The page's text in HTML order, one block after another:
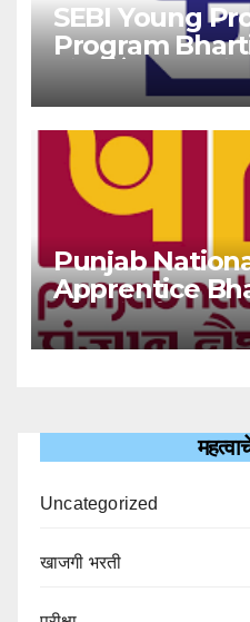
SEBI Young
Program Bharti
‘यंग प्रोफेशनल’
Punjab
Apprentice
उमेदवारांसाठी ५१३८
Uncategorized
खाजगी भरती